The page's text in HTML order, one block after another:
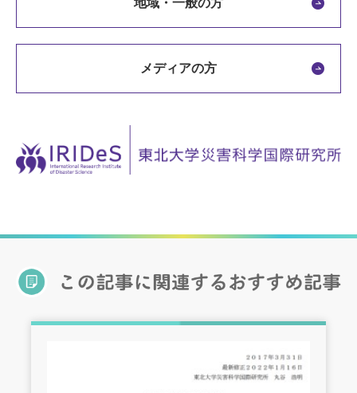
地域・一般の方
メディアの方